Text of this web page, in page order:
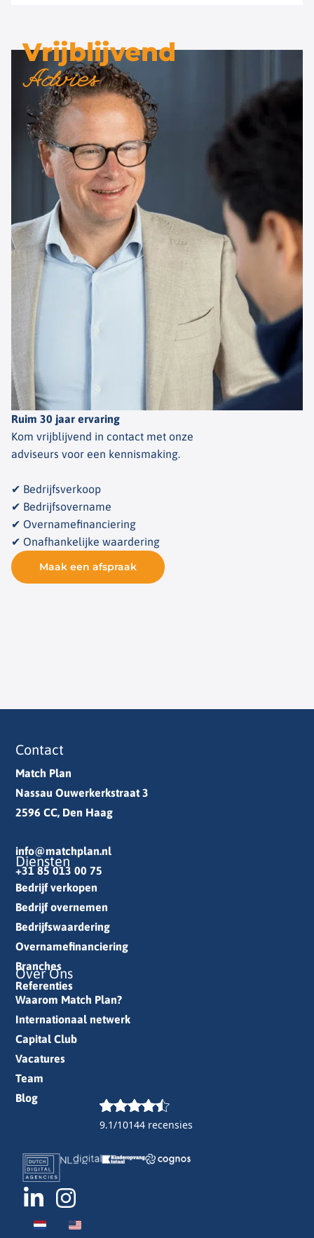
Vrijblijvend
Advies
Ruim 30 jaar ervaring
Kom vrijblijvend in contact met onze
adviseurs voor een kennismaking.
✔ Bedrijfsverkoop
✔ Bedrijfsovername
✔ Overnamefinanciering
✔ Onafhankelijke waardering
Maak een afspraak
9.1/10144 recensies
Contact
Match Plan
Nassau Ouwerkerkstraat 3
2596 CC, Den Haag
info@matchplan.nl
+31 85 013 00 75
Diensten
Bedrijf verkopen
Bedrijf overnemen
Bedrijfswaardering
Overnamefinanciering
Branches
Referenties
Over Ons
Waarom Match Plan?
Internationaal netwerk
Capital Club
Vacatures
Team
Blog